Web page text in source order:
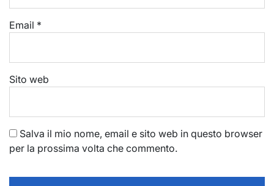
Email *
Sito web
Salva il mio nome, email e sito web in questo browser
per la prossima volta che commento.